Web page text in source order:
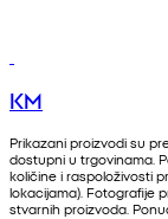
KM
Prikazani proizvodi su
dostupni u trgovinama.
količine i raspoloživosti
lokacijama). Fotografije
stvarnih proizvoda.